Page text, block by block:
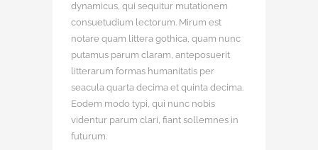
dynamicus, qui sequitur mutationem
consuetudium lectorum. Mirum est
notare quam littera gothica, quam nunc
putamus parum claram, anteposuerit
litterarum formas humanitatis per
seacula quarta decima et quinta decima.
Eodem modo typi, qui nunc nobis
videntur parum clari, fiant sollemnes in
futurum.